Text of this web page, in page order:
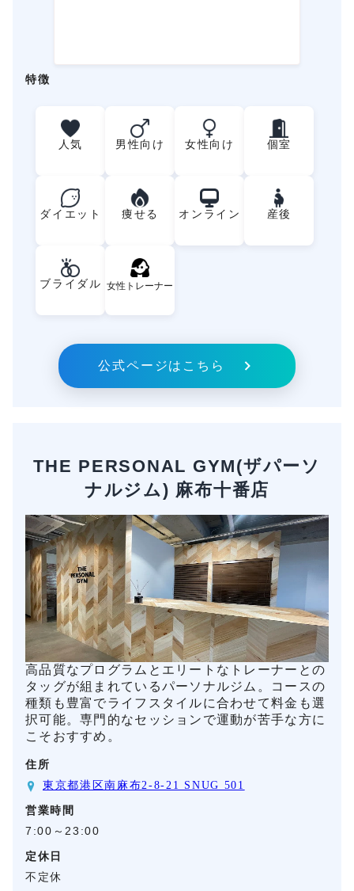
特徴
人気 男性向け 女性向け 個室
ダイエット 痩せる オンライン 産後
ブライダル 女性トレーナー
公式ページはこちら
THE PERSONAL GYM(ザパーソ
ナルジム) 麻布十番店
高品質なプログラムとエリートなトレーナーとの
タッグが組まれているパーソナルジム。コースの
種類も豊富でライフスタイルに合わせて料金も選
択可能。専門的なセッションで運動が苦手な方に
こそおすすめ。
住所
東京都港区南麻布2-8-21 SNUG 501
営業時間
7:00～23:00
定休日
不定休